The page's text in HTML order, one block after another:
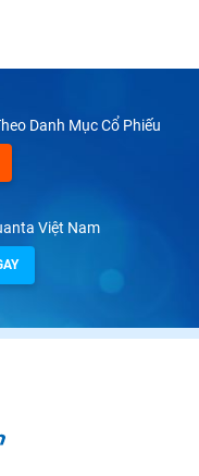
Danh Mục Cổ Phiếu
Việt Nam